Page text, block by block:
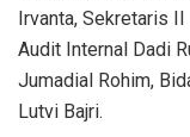
Irvanta, Sekretaris II
Audit Internal Dadi
Jumadial Rohim,
Lutvi Bajri.